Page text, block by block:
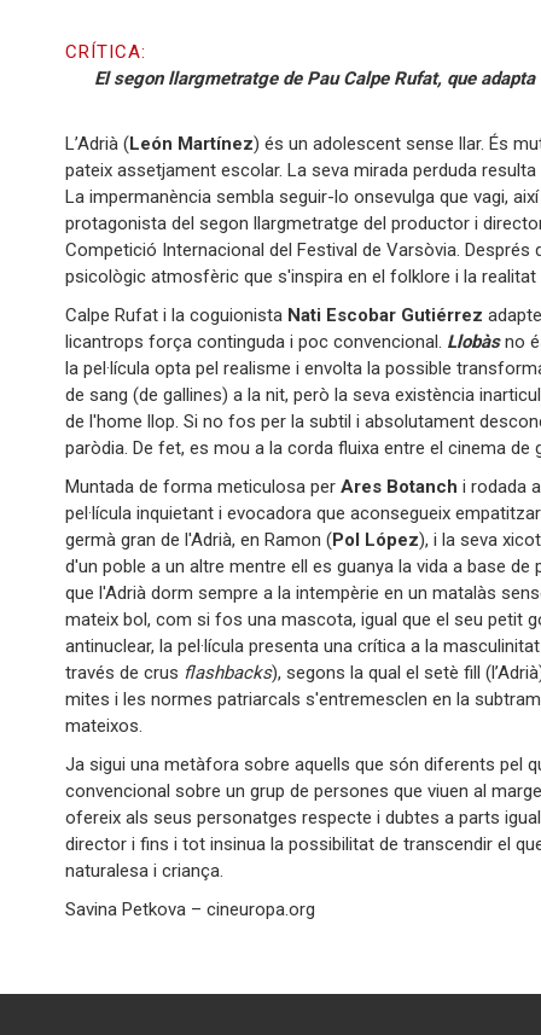
CRÍTICA:
El segon llargmetratge de Pau Calpe Rufat, que
L’Adrià (León Martínez) és un adolescent sense llar. És
pateix assetjament escolar. La seva mirada perduda
La impermanència sembla seguir-lo onsevulga que vagi,
protagonista del segon llargmetratge del productor i
Competició Internacional del Festival de Varsòvia. Després
psicològic atmosfèric que s'inspira en el folklore i la
Calpe Rufat i la coguionista Nati Escobar Gutiérrez
licantrops força continguda i poc convencional. Llobàsno
la pel·lícula opta pel realisme i envolta la possible
de sang (de gallines) a la nit, però la seva existència
de l'home llop. Si no fos per la subtil i absolutament
paròdia. De fet, es mou a la corda fluixa entre el cinema
Muntada de forma meticulosa perAres Botanch i rodada
pel·lícula inquietant i evocadora que aconsegueix
germà gran de l'Adrià, en Ramon (Pol López), i la seva
d'un poble a un altre mentre ell es guanya la vida a base
que l'Adrià dorm sempre a la intempèrie en un matalàs
mateix bol, com si fos una mascota, igual que el seu petit
antinuclear, la pel·lícula presenta una crítica a la
través de crus flashbacks), segons la qual el setè fill
mites i les normes patriarcals s'entremesclen en la
mateixos.
Ja sigui una metàfora sobre aquells que són diferents pel
convencional sobre un grup de persones que viuen al
ofereix als seus personatges respecte i dubtes a parts
director i fins i tot insinua la possibilitat de transcendir el
naturalesa i criança.
Savina Petkova – cineuropa.org